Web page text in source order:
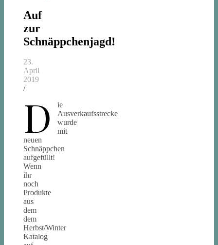
Auf
zur
Schnäppchenjagd!
23.
April
2019
/
D
ie
Ausverkaufsstrecke
wurde
mit
neuen
Schnäppchen
aufgefüllt!
Wenn
ihr
noch
Produkte
aus
dem
dem
Herbst/Winter
Katalog